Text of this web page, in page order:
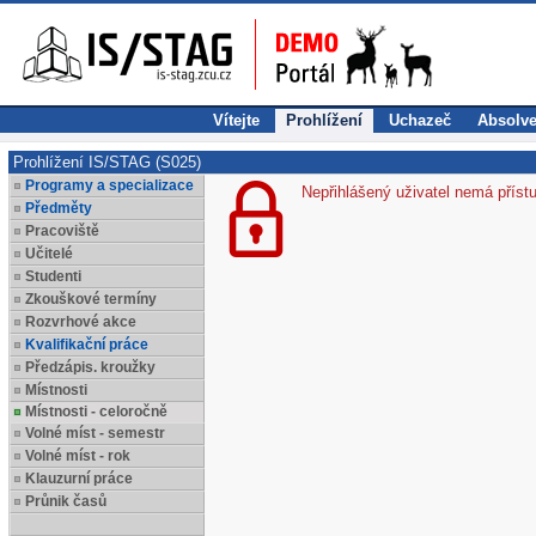
Vítejte Prohlížení Uchazeč
Prohlížení IS/STAG (S025)
Programy a specializace
Předměty
Pracoviště
Učitelé
Studenti
Zkouškové termíny
Rozvrhové akce
Kvalifikační práce
Předzápis. kroužky
Místnosti
Místnosti - celoročně
Volné míst - semestr
Volné míst - rok
Klauzurní práce
Průnik časů
Nepřihlášený uživatel nemá